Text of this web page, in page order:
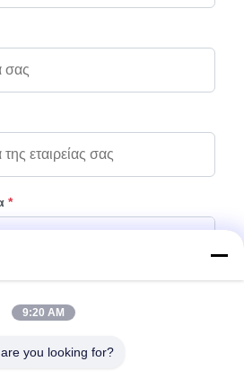
*
9:20 AM
you looking for?